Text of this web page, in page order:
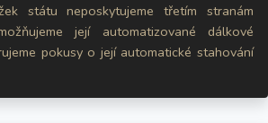
státu neposkytujeme třetím stranám
její automatizované dálkové
pokusy o její automatické stahování